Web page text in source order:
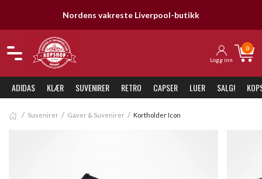
Nordens vakreste Liverpool-butikk
Logg inn
0
ADIDAS KLÆR SUVENIRER RETRO CAPSER LUER SALG!
Suvenirer Gaver & Suvenirer Kortholder Icon